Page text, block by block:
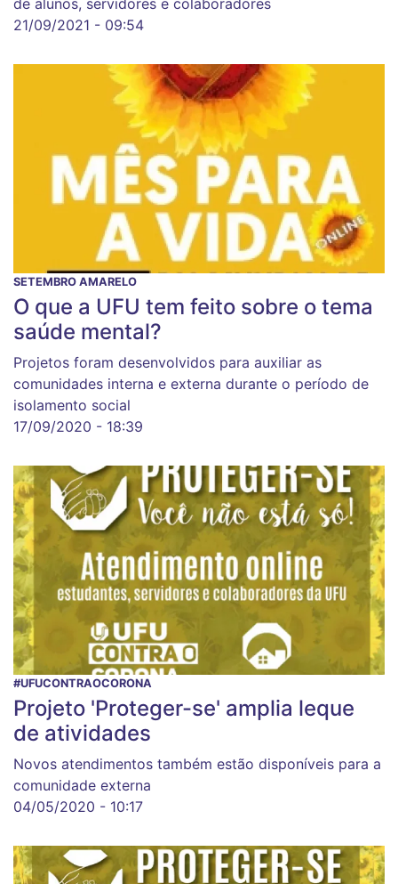
21/09/2021 - 09:54
SETEMBRO AMARELO
O que a UFU tem feito sobre o tema
saúde mental?
Projetos foram desenvolvidos para auxiliar as
comunidades interna e externa durante o período de
isolamento social
17/09/2020 - 18:39
#UFUCONTRAOCORONA
Projeto 'Proteger-se' amplia leque
de atividades
Novos atendimentos também estão disponíveis para a
comunidade externa
04/05/2020 - 10:17